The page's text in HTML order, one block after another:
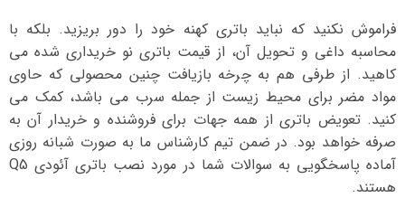
فراموش نکنید که نباید باتری کهنه خود را دور بریزید. بلکه با
محاسبه داغی و تحویل آن، از قیمت باتری نو خریداری شده می
کاهید. از طرفی هم به چرخه بازیافت چنین محصولی که حاوی
مواد مضر برای محیط زیست از جمله سرب می باشد، کمک می
کنید. تعویض باتری از همه جهات برای فروشنده و خریدار آن به
صرفه خواهد بود. در ضمن تیم کارشناس ما به صورت شبانه روزی
آماده پاسخگویی به سوالات شما در مورد نصب باتری آئودی Q5
هستند.